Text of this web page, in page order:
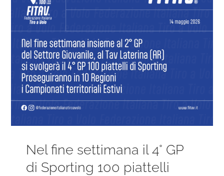
Nel fine settimana il 4° GP
di Sporting 100 piattelli